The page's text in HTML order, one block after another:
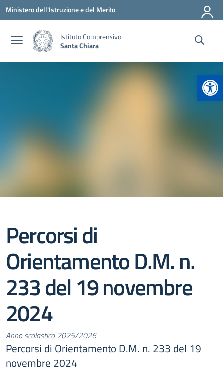
Vai ai contenuti
Vai al menu di navigazione
Vai al footer
Ministero dell'Istruzione e del Merito
Istituto Comprensivo
Santa Chiara
Percorsi di
Orientamento D.M. n.
233 del 19 novembre
2024
Anno scolastico 2025/2026
Percorsi di Orientamento D.M. n. 233 del 19
novembre 2024